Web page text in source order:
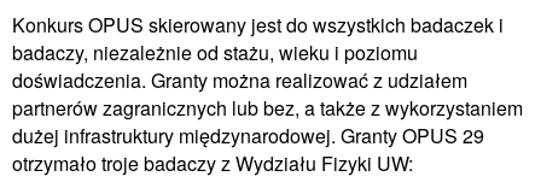
Konkurs OPUS skierowany jest do wszystkich badaczek i
badaczy, niezależnie od stażu, wieku i poziomu
doświadczenia. Granty można realizować z udziałem
partnerów zagranicznych lub bez, a także z wykorzystaniem
dużej infrastruktury międzynarodowej. Granty OPUS 29
otrzymało troje badaczy z Wydziału Fizyki UW: